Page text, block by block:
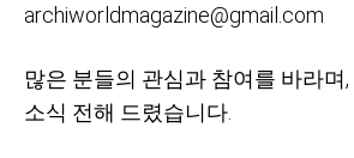
archiworldmagazine@gmail.com
많은 분들의 관심과 참여를 바라며,
소식 전해 드렸습니다.